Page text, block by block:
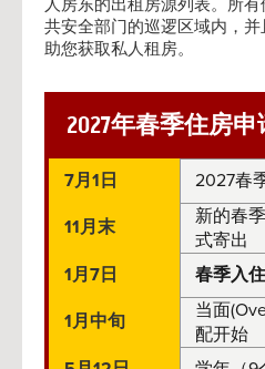
人房东的出租房源列表。所
共安全部门的巡逻区域内，
助您获取私人租房。
2027年春季住房
7月1日 2027春
11月末
新的春
式寄出
1月7日
春季入
1月中旬
当面
配开始